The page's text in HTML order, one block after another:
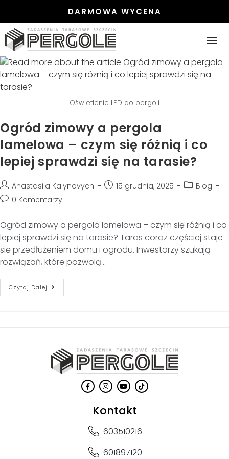
DARMOWA WYCENA
Oświetlenie LED do pergoli
Ogród zimowy a pergola
lamelowa – czym się różnią i co
lepiej sprawdzi się na tarasie?
Anastasiia Kalynovych 15 grudnia, 2025
Blog
0 Komentarzy
Ogród zimowy a pergola lamelowa – czym się różnią i co
lepiej sprawdzi się na tarasie? Taras coraz częściej staje
się przedłużeniem domu i ogrodu. Inwestorzy szukają
rozwiązań, które pozwolą…
Czytaj Dalej
Kontakt
603510216
601897120